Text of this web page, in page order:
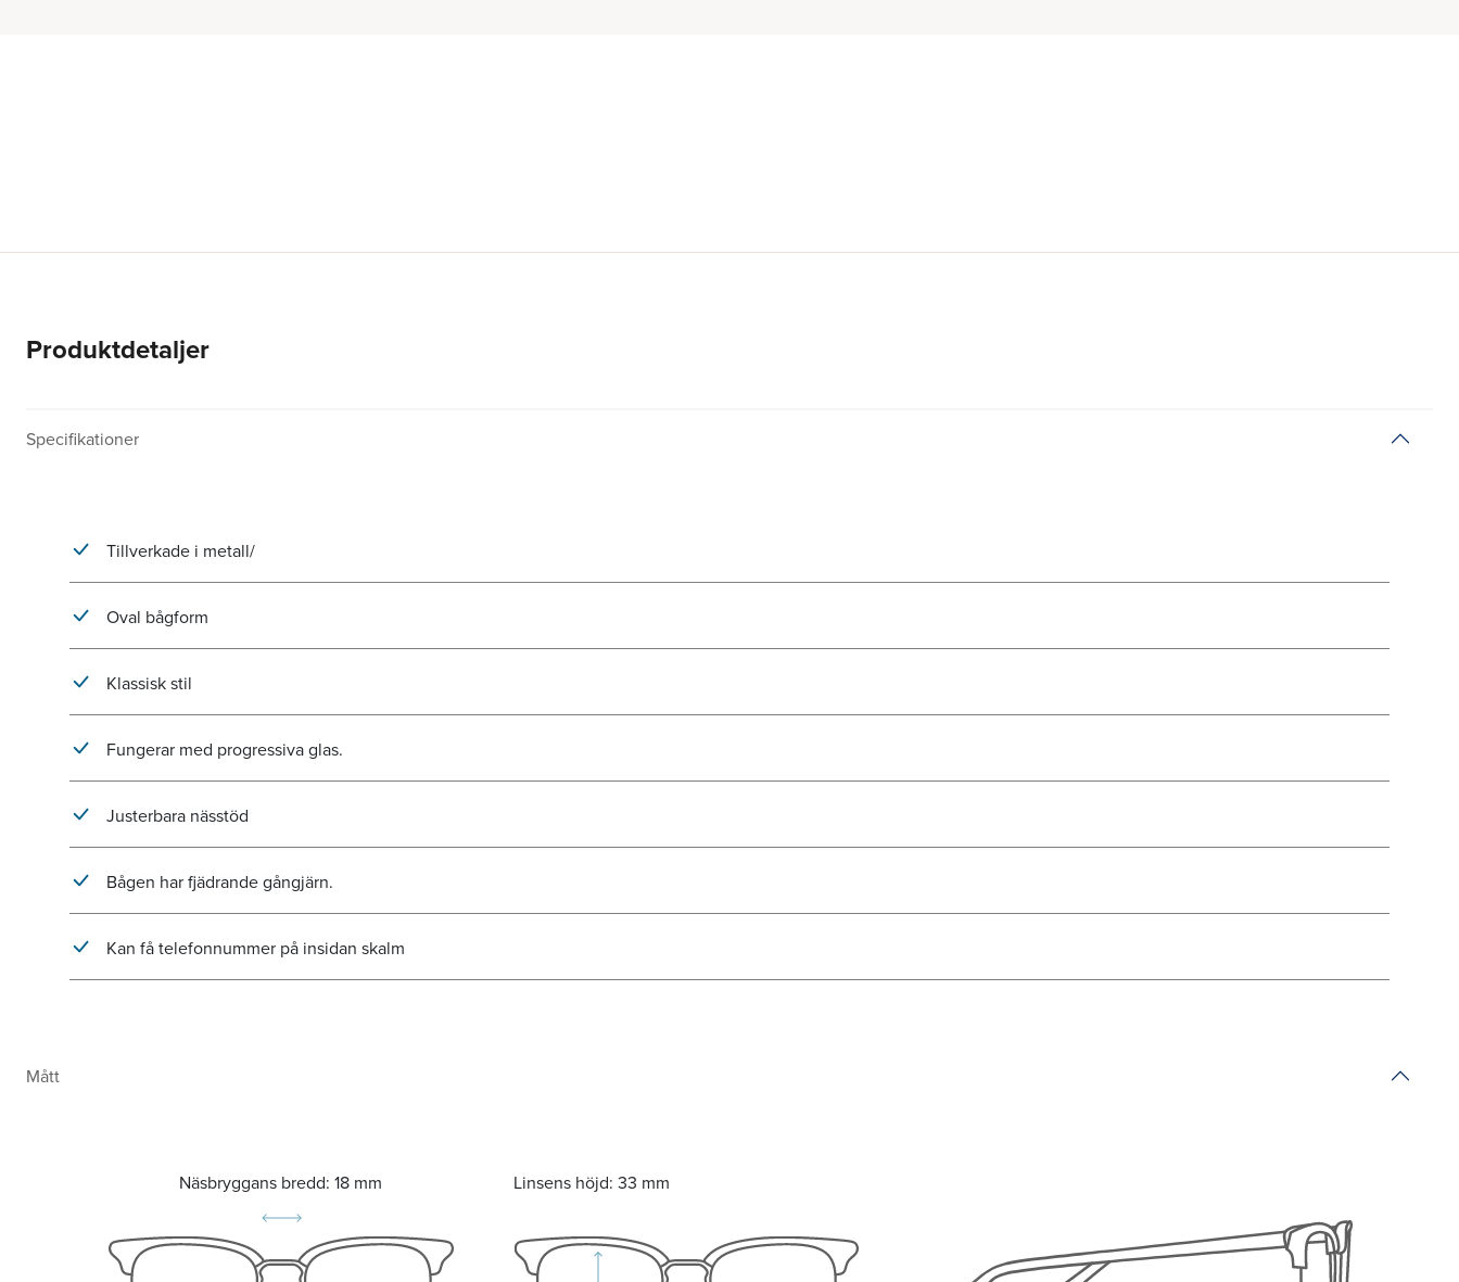
Produktdetaljer
Specifikationer
Tillverkade i metall/
Oval bågform
Klassisk stil
Fungerar med progressiva glas.
Justerbara nässtöd
Bågen har fjädrande gångjärn.
Kan få telefonnummer på insidan skalm
Mått
Näsbryggans bredd: 18 mm Linsens höjd: 33 mm